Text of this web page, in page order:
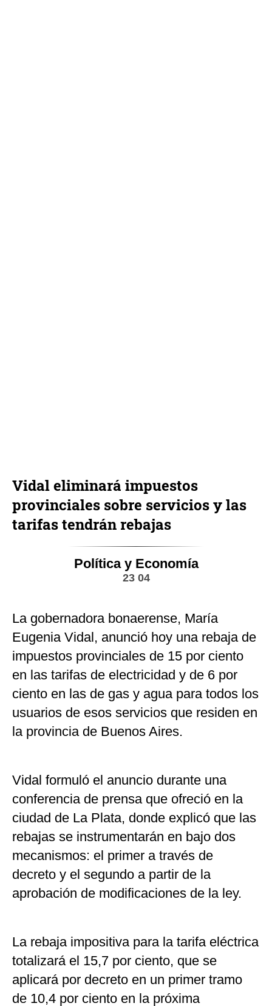
Vidal eliminará impuestos
provinciales sobre servicios y las
tarifas tendrán rebajas
Política y Economía
23 04
La gobernadora bonaerense, María
Eugenia Vidal, anunció hoy una rebaja de
impuestos provinciales de 15 por ciento
en las tarifas de electricidad y de 6 por
ciento en las de gas y agua para todos los
usuarios de esos servicios que residen en
la provincia de Buenos Aires.
Vidal formuló el anuncio durante una
conferencia de prensa que ofreció en la
ciudad de La Plata, donde explicó que las
rebajas se instrumentarán en bajo dos
mecanismos: el primer a través de
decreto y el segundo a partir de la
aprobación de modificaciones de la ley.
La rebaja impositiva para la tarifa eléctrica
totalizará el 15,7 por ciento, que se
aplicará por decreto en un primer tramo
de 10,4 por ciento en la próxima